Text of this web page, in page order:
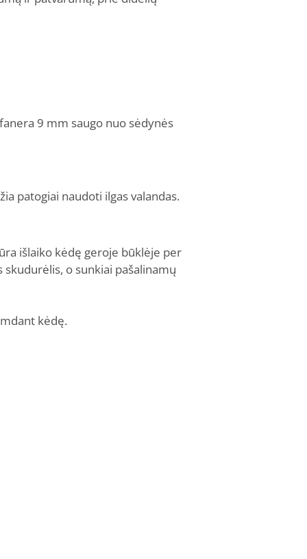
9 mm saugo nuo sėdynės
patogiai naudoti ilgas valandas.
išlaiko kėdę geroje būklėje per
o sunkiai pašalinamų
kėdę.